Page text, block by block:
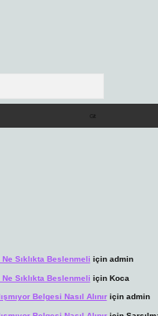
Sıklıkta Beslenmeli için admin
Sıklıkta Beslenmeli için Koca
Belgesi Nasıl Alınıriçin admin